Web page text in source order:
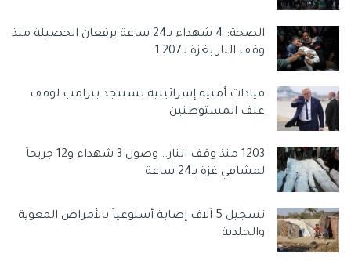
الصحة: 4 شهداء بـ24 ساعة يرفعان الحصيلة منذ
وقف النار بغزة لـ1,207
قيادات أمنية إسرائيلية تستنجد بترامب لوقف
عنف المستوطنين
1203 منذ وقف النار.. وصول 3 شهداء و12 جريحاً
لمشافي غزة بـ24 ساعة
تسجيل 5 آلاف إصابة أسبوعياً بالأمراض المعوية
والجلدية